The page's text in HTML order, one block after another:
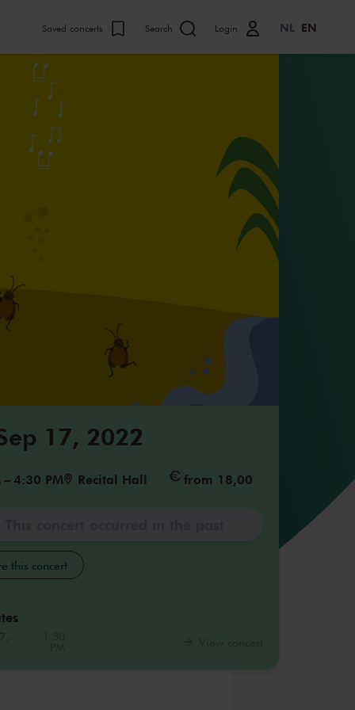
Saved concerts Search Login NL EN
17, 2022
– 4:30 PM Recital Hall from 18,00
this concert